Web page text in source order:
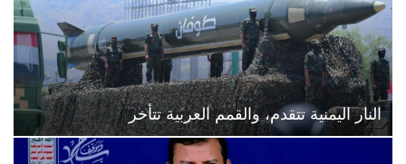
النار اليمنية تتقدم، والقمم العربية تتأخر